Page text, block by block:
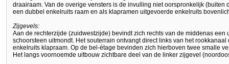
draairaam. Van de overige vensters is de invulling niet oorspronkelijk (buiten
een dubbel enkelruits raam en als klapramen uitgevoerde enkelruits
Zijgevels:
Aan de rechterzijde (zuidwestzijde) bevindt zich rechts van de middenas
schoorsteen uitmondt. Het souterrain ontvangt direct links van het
enkelruits klapraam. Op de bel-étage bevinden zich hierboven twee smalle
Het langs voornoemde uitbouw zichtbare deel van de linker zijgevel